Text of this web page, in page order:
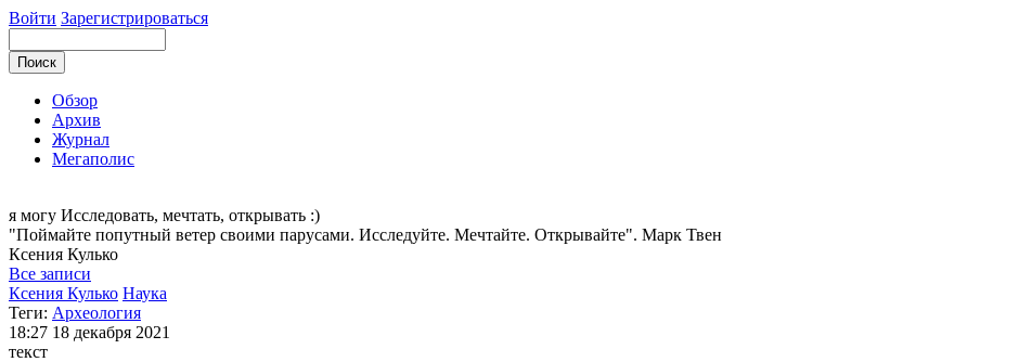
Войти Зарегистрироваться
Обзор
Архив
Журнал
Мегаполис
я могу Исследовать, мечтать, открывать :)
"Поймайте попутный ветер своими парусами. Исследуйте. Мечтайте. Открывайте". Марк Твен
Ксения Кулько
Все записи
Ксения Кулько Наука
Теги: Археология
18:27 18 декабря 2021
текст